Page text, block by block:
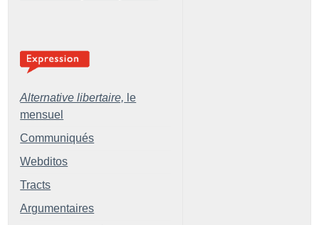
Alternative libertaire, le
mensuel
Communiqués
Webditos
Tracts
Argumentaires